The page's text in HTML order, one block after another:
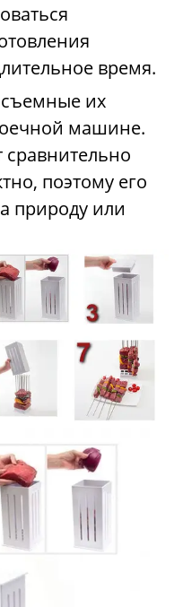
время.
съемные их
машине.
поэтому его
природу или